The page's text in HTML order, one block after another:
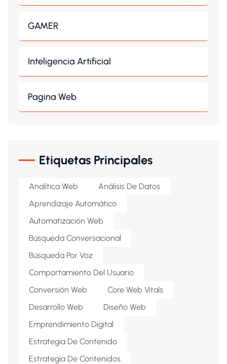
GAMER
Inteligencia Artificial
Pagina Web
Etiquetas Principales
Analítica Web
Análisis De Datos
Aprendizaje Automático
Automatización Web
Búsqueda Conversacional
Búsqueda Por Voz
Comportamiento Del Usuario
Conversión Web
Core Web Vitals
Desarrollo Web
Diseño Web
Emprendimiento Digital
Estrategia De Contenido
Estrategia De Contenidos